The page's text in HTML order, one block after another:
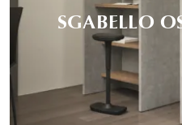
SGABELLO